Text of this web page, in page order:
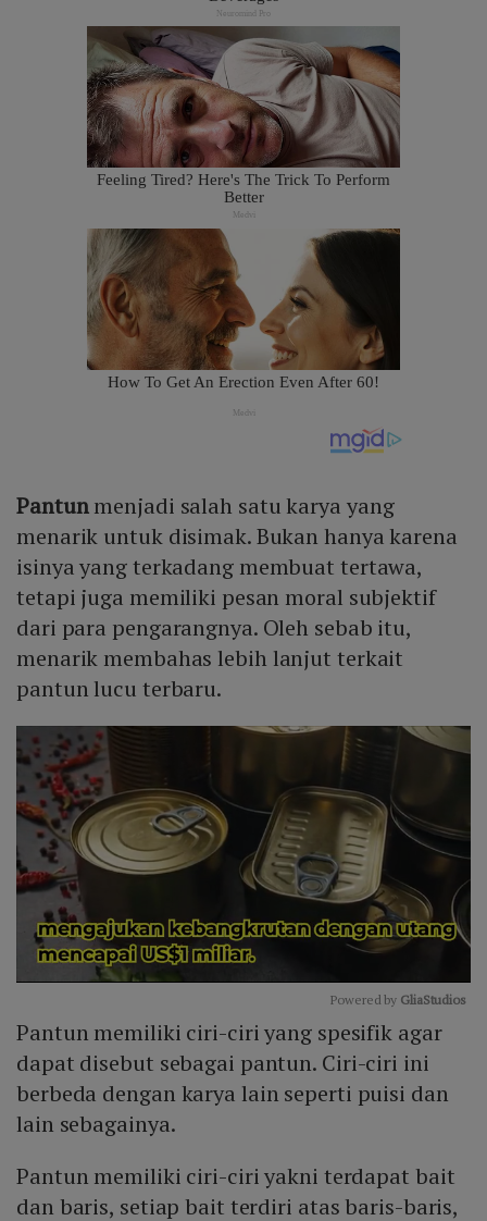
Pantunmenjadi salah satu karya yang
menarik untuk disimak. Bukan hanya karena
isinya yang terkadang membuat tertawa,
tetapi juga memiliki pesan moral subjektif
dari para pengarangnya. Oleh sebab itu,
menarik membahas lebih lanjut terkait
pantun lucu terbaru.
Mute
Powered by GliaStudios
Pantun memiliki ciri-ciri yang spesifik agar
dapat disebut sebagai pantun. Ciri-ciri ini
berbeda dengan karya lain seperti puisi dan
lain sebagainya.
Pantun memiliki ciri-ciri yakni terdapat bait
dan baris, setiap bait terdiri atas baris-baris,